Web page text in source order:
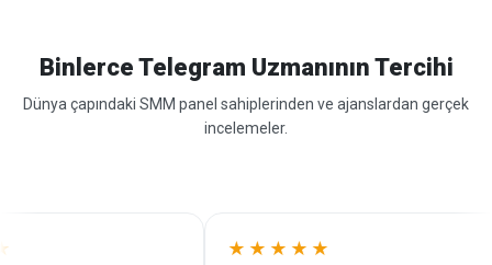
Binlerce Telegram Uzmanının Tercihi
Dünya çapındaki SMM panel sahiplerinden ve ajanslardan gerçek
incelemeler.
★★★★★